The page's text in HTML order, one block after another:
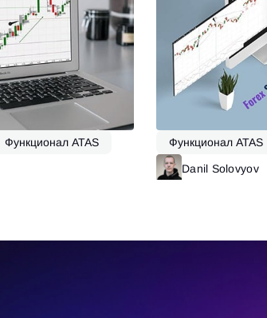
Функционал ATAS
Функционал ATAS
Danil Solovyov